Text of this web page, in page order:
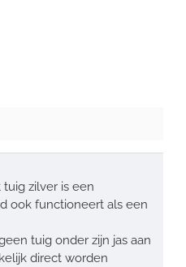
zilver is een
ook functioneert als een
tuig onder zijn jas aan
direct worden